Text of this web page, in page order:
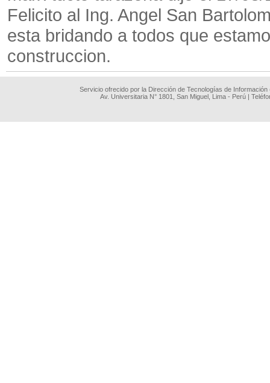
Felicito al Ing. Angel San
esta bridando a todos que
construccion.
Servicio ofrecido por la Dirección de Tecnologías de
Av. Universitaria N° 1801, San Miguel, Lima - Perú |